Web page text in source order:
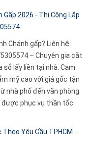
Gấp 2026 - Thi Công Lắp
Chánh gấp? Liên hệ
– Chuyên gia cắt
sổ lấy liền tại nhà. Cam
mỹ cao với giá gốc tận
nhà phố đến văn phòng
được phục vụ thần tốc
Yêu Cầu TPHCM -